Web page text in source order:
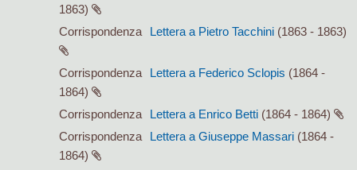
1863)
Corrispondenza
Lettera a Pietro Tacchini (1863 - 1863)
Corrispondenza Lettera a Federico Sclopis (1864 -
1864)
Corrispondenza
Lettera a Enrico Betti (1864 - 1864)
Corrispondenza
Lettera a Giuseppe Massari (1864 -
1864)